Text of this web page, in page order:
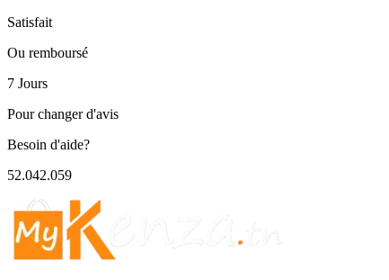
Satisfait
Ou remboursé
7 Jours
Pour changer d'avis
Besoin d'aide?
52.042.059